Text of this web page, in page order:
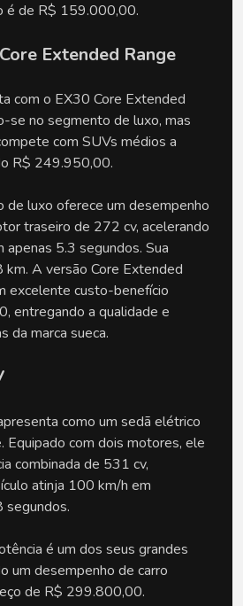
é de R$ 159.000,00.
Extended Range
com o EX30 Core Extended
se no segmento de luxo, mas
com SUVs médios a
R$ 249.950,00.
de luxo oferece um desempenho
traseiro de 272 cv, acelerando
5.3 segundos. Sua
A versão Core Extended
excelente custo-benefício
entregando a qualidade e
da marca sueca.
como um sedã elétrico
Equipado com dois motores, ele
combinada de 531 cv,
atinja 100 km/h em
segundos.
é um dos seus grandes
um desempenho de carro
de R$ 299.800,00.